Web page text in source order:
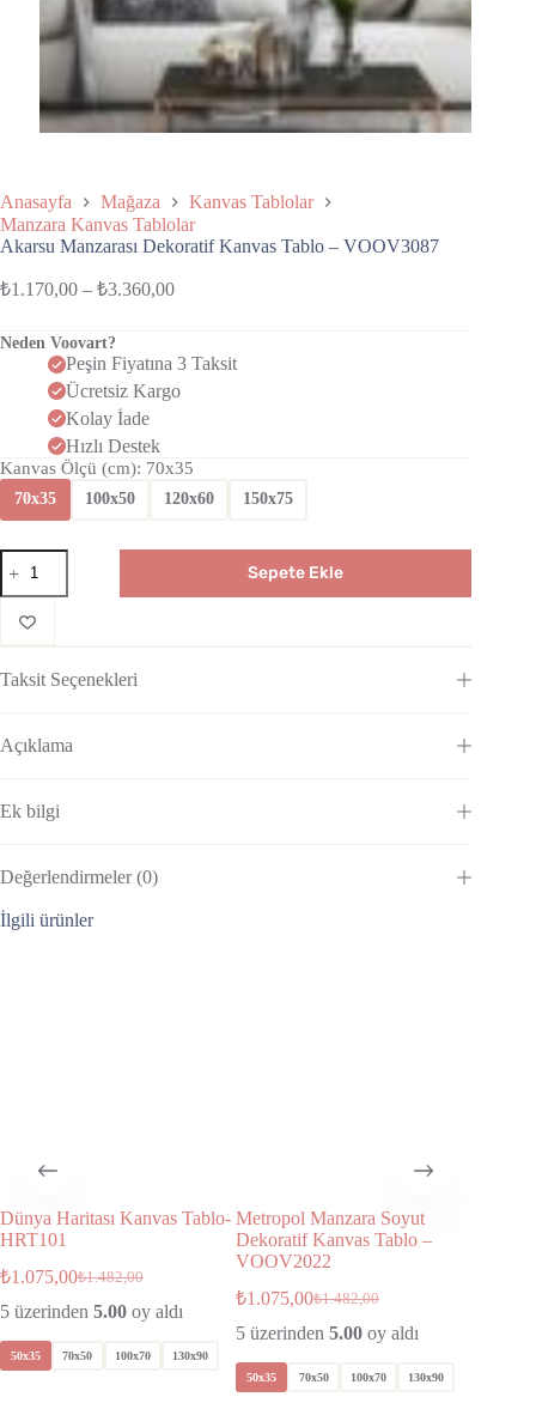
Anasayfa Mağaza
Kanvas Tablolar
Manzara Kanvas Tablolar
Akarsu Manzarası Dekoratif Kanvas Tablo – VOOV3087
₺1.170,00 – ₺3.360,00
Neden Voovart?
Peşin Fiyatına 3 Taksit
Ücretsiz Kargo
Kolay İade
Hızlı Destek
Kanvas Ölçü (cm): 70x35
70x35 100x50 120x60 150x75
Sepete Ekle
Taksit Seçenekleri
Açıklama
Ek bilgi
Değerlendirmeler (0)
İlgili ürünler
Dünya Haritası Kanvas Tablo-
HRT101
₺1.482,00
₺1.075,00
5 üzerinden 5.00 oy aldı
50x35 70x50 100x70 130x90
Metropol Manzara Soyut
Dekoratif Kanvas Tablo –
VOOV2022
₺1.482,00
₺1.075,00
5 üzerinden5.00 oy aldı
50x35 70x50 100x70 130x90